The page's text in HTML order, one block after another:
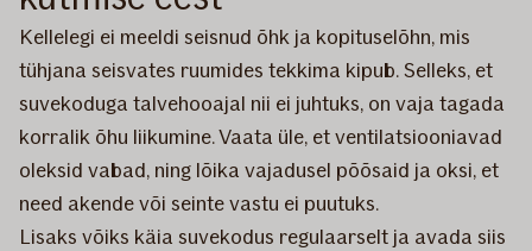
Kellelegi ei meeldi seisnud õhk ja kopituselõhn, mis
tühjana seisvates ruumides tekkima kipub. Selleks, et
suvekoduga talvehooajal nii ei juhtuks, on vaja tagada
korralik õhu liikumine. Vaata üle, et ventilatsiooniavad
oleksid vabad, ning lõika vajadusel põõsaid ja oksi, et
need akende või seinte vastu ei puutuks.
Lisaks võiks käia suvekodus regulaarselt ja avada siis